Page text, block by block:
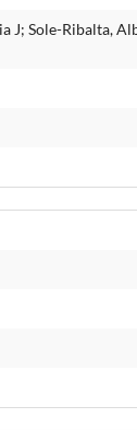
J; Sole-Ribalta,